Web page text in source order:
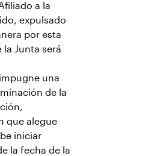
a la
expulsado
por esta
Junta será
una
de la
que alegue
iniciar
la fecha de la